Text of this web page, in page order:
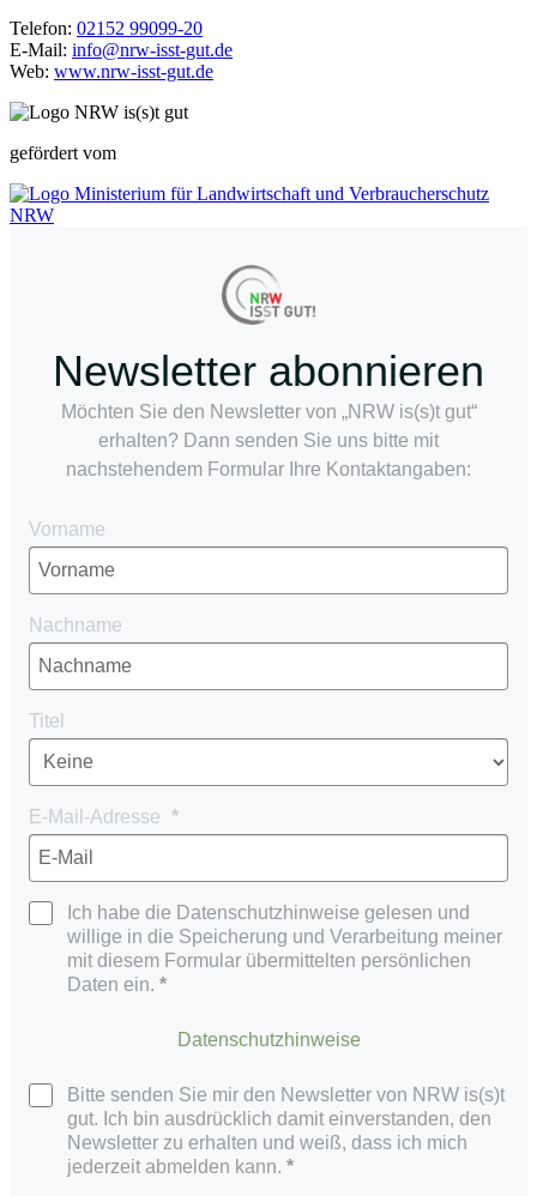
Telefon: 02152 99099-20
E-Mail: info@nrw-isst-gut.de
Web: www.nrw-isst-gut.de
gefördert vom
Newsletter abonnieren
Möchten Sie den Newsletter von „NRW is(s)t gut“
erhalten? Dann senden Sie uns bitte mit
nachstehendem Formular Ihre Kontaktangaben:
Vorname
Nachname
Titel
E-Mail-Adresse
Ich habe die Datenschutzhinweise gelesen und
willige in die Speicherung und Verarbeitung meiner
mit diesem Formular übermittelten persönlichen
Daten ein.
Datenschutzhinweise
Bitte senden Sie mir den Newsletter von NRW is(s)t
gut. Ich bin ausdrücklich damit einverstanden, den
Newsletter zu erhalten und weiß, dass ich mich
jederzeit abmelden kann.